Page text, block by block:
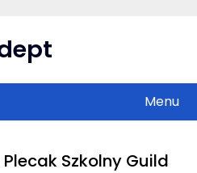
Menu
Szkolny Guild